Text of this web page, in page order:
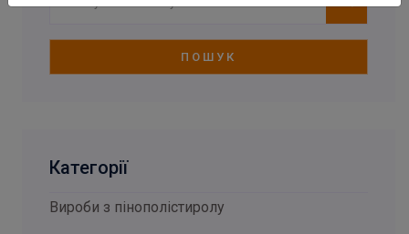
ПОШУК
Категорії
Вироби з пінополістиролу